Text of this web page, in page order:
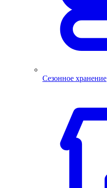
Сезонное хранение